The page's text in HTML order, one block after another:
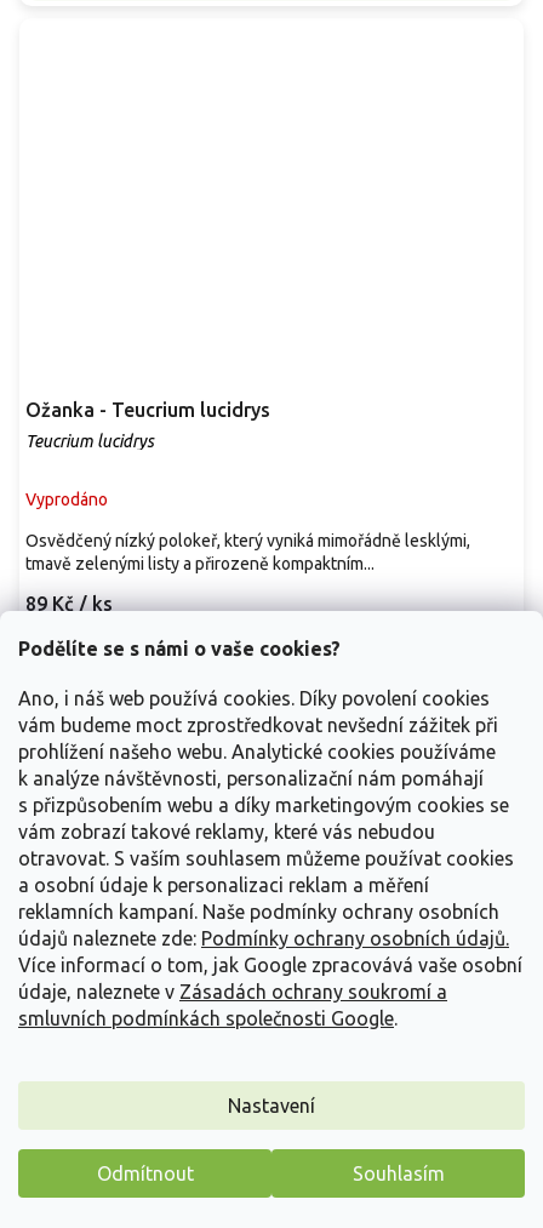
Podělíte se s námi o vaše cookies?
Ano, i náš web používá cookies. Díky povolení cookies
vám budeme moct zprostředkovat nevšední zážitek při
prohlížení našeho webu. Analytické cookies používáme
k analýze návštěvnosti, personalizační nám pomáhají
s přizpůsobením webu a díky marketingovým cookies se
vám zobrazí takové reklamy, které vás nebudou
otravovat. S vaším souhlasem můžeme používat cookies
a osobní údaje k personalizaci reklam a měření
reklamních kampaní. Naše podmínky ochrany osobních
údajů naleznete zde: Podmínky ochrany osobních údajů.
Více informací o tom, jak Google zpracovává vaše osobní
údaje, naleznete v Zásadách ochrany soukromí a
smluvních podmínkách společnosti Google.
Nastavení
Odmítnout Souhlasím
Ožanka - Teucrium lucidrys
Teucrium lucidrys
Vyprodáno
89 Kč/ ks
Detail
Osvědčený nízký polokeř, který vyniká mimořádně lesklými,
tmavě zelenými listy a přirozeně kompaktním...
Ožanka íránská - Teucrium hircanicum
Vyprodáno
Máme pro vás malý dárek